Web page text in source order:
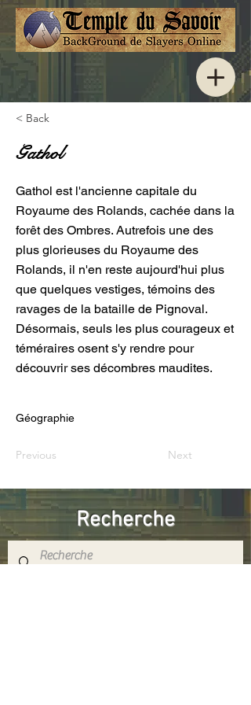
< Back
Gathol
Gathol est l'ancienne capitale du
Royaume des Rolands, cachée dans la
forêt des Ombres. Autrefois une des
plus glorieuses du Royaume des
Rolands, il n'en reste aujourd'hui plus
que quelques vestiges, témoins des
ravages de la bataille de Pignoval.
Désormais, seuls les plus courageux et
téméraires osent s'y rendre pour
découvrir ses décombres maudites.
Géographie
Previous Next
Recherche